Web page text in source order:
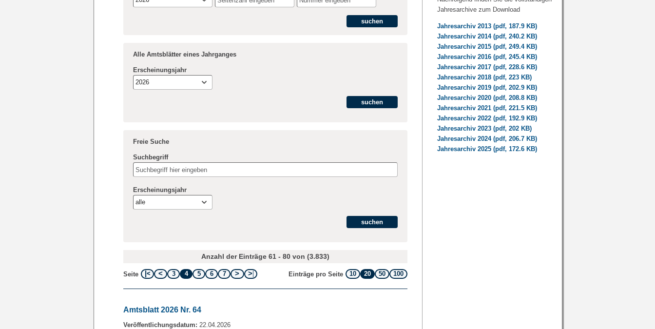
Alle Amtsblätter eines Jahrganges
Erscheinungsjahr
2026
Freie Suche
Suchbegriff
Erscheinungsjahr
alle
Anzahl der Einträge 61 - 80 von (3.833)
Seite 3 4 5 6 7 Einträge pro Seite 10 20 50 100
Amtsblatt 2026 Nr. 64
Veröffentlichungsdatum: 22.04.2026
Jahresarchive zum Download
Jahresarchiv 2013 (pdf, 187.9 KB)
Jahresarchiv 2014 (pdf, 240.2 KB)
Jahresarchiv 2015 (pdf, 249.4 KB)
Jahresarchiv 2016 (pdf, 245.4 KB)
Jahresarchiv 2017 (pdf, 228.6 KB)
Jahresarchiv 2018 (pdf, 223 KB)
Jahresarchiv 2019 (pdf, 202.9 KB)
Jahresarchiv 2020 (pdf, 208.8 KB)
Jahresarchiv 2021 (pdf, 221.5 KB)
Jahresarchiv 2022 (pdf, 192.9 KB)
Jahresarchiv 2023 (pdf, 202 KB)
Jahresarchiv 2024 (pdf, 206.7 KB)
Jahresarchiv 2025 (pdf, 172.6 KB)